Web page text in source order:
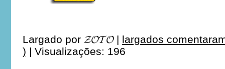
Largado por 𝓩𝓞𝓣𝓞| largados
) | Visualizações: 196